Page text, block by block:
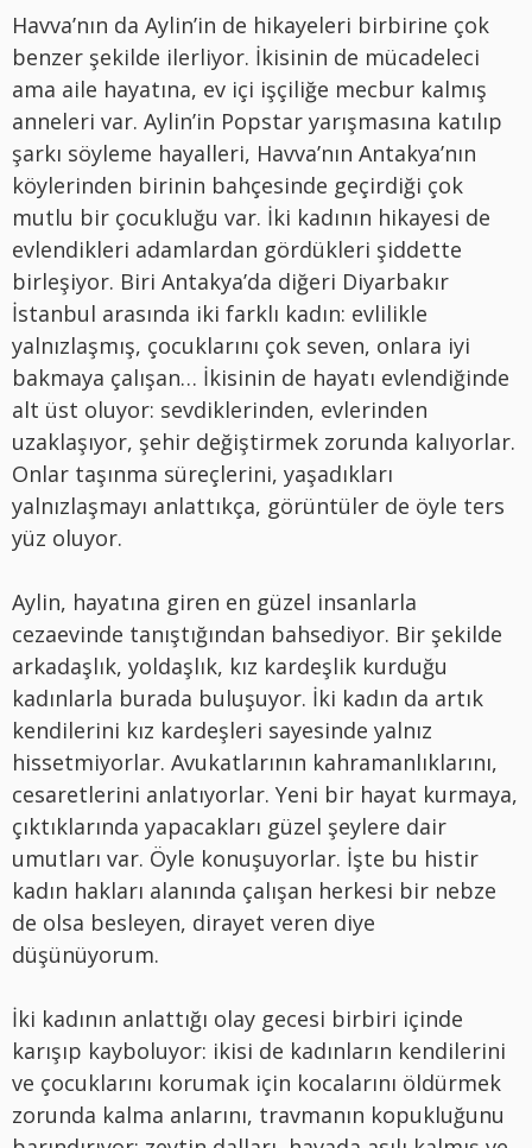
Havva’nın da Aylin’in de hikayeleri birbirine çok
benzer şekilde ilerliyor. İkisinin de mücadeleci
ama aile hayatına, ev içi işçiliğe mecbur kalmış
anneleri var. Aylin’in Popstar yarışmasına katılıp
şarkı söyleme hayalleri, Havva’nın Antakya’nın
köylerinden birinin bahçesinde geçirdiği çok
mutlu bir çocukluğu var. İki kadının hikayesi de
evlendikleri adamlardan gördükleri şiddette
birleşiyor. Biri Antakya’da diğeri Diyarbakır
İstanbul arasında iki farklı kadın: evlilikle
yalnızlaşmış, çocuklarını çok seven, onlara iyi
bakmaya çalışan… İkisinin de hayatı evlendiğinde
alt üst oluyor: sevdiklerinden, evlerinden
uzaklaşıyor, şehir değiştirmek zorunda kalıyorlar.
Onlar taşınma süreçlerini, yaşadıkları
yalnızlaşmayı anlattıkça, görüntüler de öyle ters
yüz oluyor.
Aylin, hayatına giren en güzel insanlarla
cezaevinde tanıştığından bahsediyor. Bir şekilde
arkadaşlık, yoldaşlık, kız kardeşlik kurduğu
kadınlarla burada buluşuyor. İki kadın da artık
kendilerini kız kardeşleri sayesinde yalnız
hissetmiyorlar. Avukatlarının kahramanlıklarını,
cesaretlerini anlatıyorlar. Yeni bir hayat kurmaya,
çıktıklarında yapacakları güzel şeylere dair
umutları var. Öyle konuşuyorlar. İşte bu histir
kadın hakları alanında çalışan herkesi bir nebze
de olsa besleyen, dirayet veren diye
düşünüyorum.
İki kadının anlattığı olay gecesi birbiri içinde
karışıp kayboluyor: ikisi de kadınların kendilerini
ve çocuklarını korumak için kocalarını öldürmek
zorunda kalma anlarını, travmanın kopukluğunu